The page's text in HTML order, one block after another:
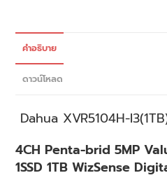
คำอธิบาย
ดาวน์โหลด
Dahua XVR5104H-
4CH Penta-brid 5MP
1SSD 1TB WizSense